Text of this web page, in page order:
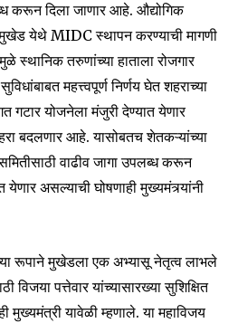
of
and be part of the
below. Don't worry, we respect
your inbox. Your information is
करून दिला जाणार आहे. औद्योगिक
मुखेड येथे MIDC स्थापन करण्याची मागणी
स्थानिक तरुणांच्या हाताला रोजगार
महत्त्वपूर्ण निर्णय घेत शहराच्या
गटार योजनेला मंजुरी देण्यात येणार
बदलणार आहे. यासोबतच शेतकऱ्यांच्या
वाढीव जागा उपलब्ध करून
येणार असल्याची घोषणाही मुख्यमंत्र्यांनी
रूपाने मुखेडला एक अभ्यासू नेतृत्व लाभले
विजया पत्तेवार यांच्यासारख्या सुशिक्षित
मुख्यमंत्री यावेळी म्हणाले. या महाविजय